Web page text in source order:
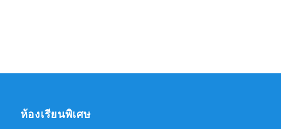
ห้องเรียนพิเศษ